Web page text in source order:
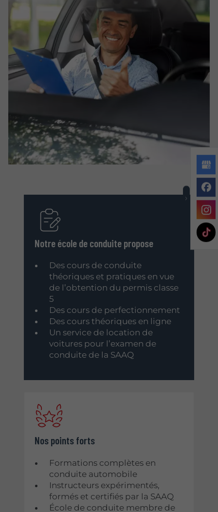
Notre école de conduite propose
Des cours de conduite
théoriques et pratiques en vue
de l’obtention du permis classe
5
Des cours de perfectionnement
Des cours théoriques en ligne
Un service de location de
voitures pour l’examen de
conduite de la SAAQ
Nos points forts
Formations complètes en
conduite automobile
Instructeurs expérimentés,
formés et certifiés par la SAAQ
École de conduite membre de